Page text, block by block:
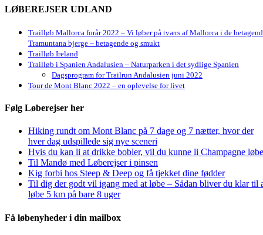
LØBEREJSER UDLAND
Trailløb Mallorca forår 2022 – Vi løber på tværs af Mallorca i de
Tramuntana bjerge – betagende og smukt
Trailløb Ireland
Trailløb i Spanien Andalusien – Naturparken i det sydlige Spanien
Dagsprogram for Trailrun Andalusien juni 2022
Tour de Mont Blanc 2022 – en oplevelse for livet
Følg Løberejser her
Hiking rundt om Mont Blanc på 7 dage og 7 nætter, hvor der
hver dag udspillede sig nye sceneri
Hvis du kan li at drikke bobler, vil du kunne li Champagne
Til Mandø med Løberejser i pinsen
Kig forbi hos Steep & Deep og få tjekket dine fødder
Til dig der godt vil igang med at løbe – Sådan bliver du klar til
løbe 5 km på bare 8 uger
Få løbenyheder i din mailbox